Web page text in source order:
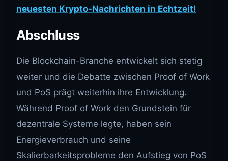
neuesten Krypto-Nachrichten in Echtzeit!
Abschluss
Die Blockchain-Branche entwickelt sich stetig
weiter und die Debatte zwischen Proof of Work
und PoS prägt weiterhin ihre Entwicklung.
Während Proof of Work den Grundstein für
dezentrale Systeme legte, haben sein
Energieverbrauch und seine
Skalierbarkeitsprobleme den Aufstieg von PoS